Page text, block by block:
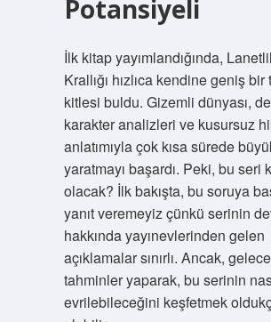
Potansiyeli
İlk kitap yayımlandığında,
Krallığı hızlıca kendine geniş
kitlesi buldu. Gizemli dünyası,
karakter analizleri ve kusursuz
anlatımıyla çok kısa sürede
yaratmayı başardı. Peki, bu seri
olacak? İlk bakışta, bu soruya
yanıt veremeyiz çünkü serinin
hakkında yayınevlerinden gelen
açıklamalar sınırlı. Ancak,
tahminler yaparak, bu serinin
evrilebileceğini keşfetmek